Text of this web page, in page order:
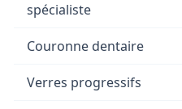
spécialiste
Couronne dentaire
Verres progressifs